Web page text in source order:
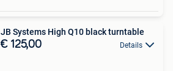
JB Systems High Q10 black turntable
€ 125,00 Details